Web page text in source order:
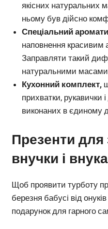
якісних натуральних
ньому був дійсно
Спеціальний
наповнення
Заправляти такий
натуральними
Кухонний комплект,
прихватки, рукавички
виконаних в єдиному
Презенти для
внучки і
Щоб проявити турботу
березня бабусі від
подарунок для гарного